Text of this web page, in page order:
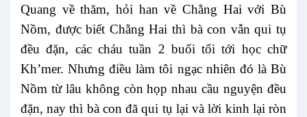
Quang về thăm, hỏi han về Chằng Hai với Bù
Nồm, được biết Chằng Hai thì bà con vẫn qui tụ
đều đặn, các cháu tuần 2 buổi tối tới học chữ
Kh’mer. Nhưng điều làm tôi ngạc nhiên đó là Bù
Nồm từ lâu không còn họp nhau cầu nguyện đều
đặn, nay thì bà con đã qui tụ lại và lời kinh lại ròn